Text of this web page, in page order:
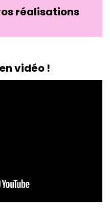
réalisations
vidéo !